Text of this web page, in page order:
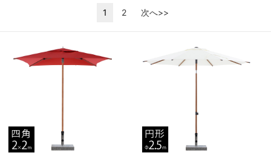
1 2 次へ>>